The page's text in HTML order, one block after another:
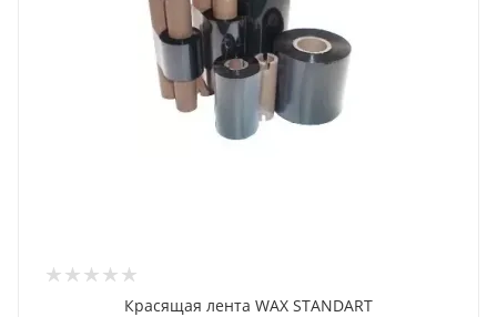
Красящая лента WAX STANDART